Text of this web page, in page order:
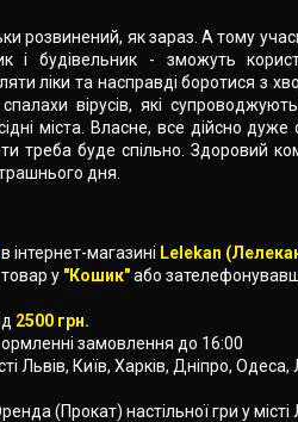
розвинений, як зараз. А тому
і будівельник - зможуть
ліки та насправді боротися з
вірусів, які
міста. Власне, все дійсно дуже
треба буде спільно. Здоровий
дня.
в інтернет-магазині Lelekan
у "Кошик"або
2500 грн.
замовлення до 16:00
Львів, Київ, Харків, Дніпро, Одеса,
(Прокат) настільної гри у місті